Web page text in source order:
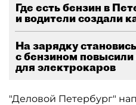
Где есть бензин в
и водители создали
На зарядку
с бензином повысили
для электрокаров
"Деловой Петербург"